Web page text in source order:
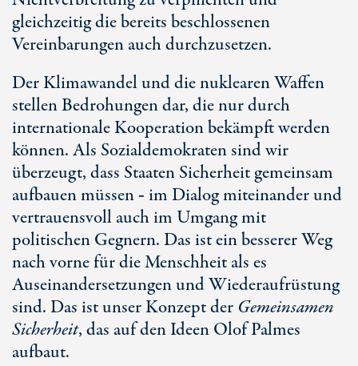
gleichzeitig die bereits beschlossenen
Vereinbarungen auch durchzusetzen.
Der Klimawandel und die nuklearen Waffen
stellen Bedrohungen dar, die nur durch
internationale Kooperation bekämpft werden
können. Als Sozialdemokraten sind wir
überzeugt, dass Staaten Sicherheit gemeinsam
aufbauen müssen ‑ im Dialog miteinander und
vertrauensvoll auch im Umgang mit
politischen Gegnern. Das ist ein besserer Weg
nach vorne für die Menschheit als es
Auseinandersetzungen und Wiederaufrüstung
sind. Das ist unser Konzept der Gemeinsamen
Sicherheit, das auf den Ideen Olof Palmes
aufbaut.